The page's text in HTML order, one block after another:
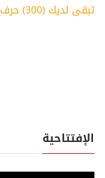
تبقى لديك (300) حرف
الإفتتاحية